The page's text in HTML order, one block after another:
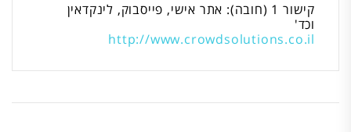
קישור 1 (חובה): אתר אישי, פייסבוק, לינקדאין
וכד'
http://www.crowdsolutions.co.il